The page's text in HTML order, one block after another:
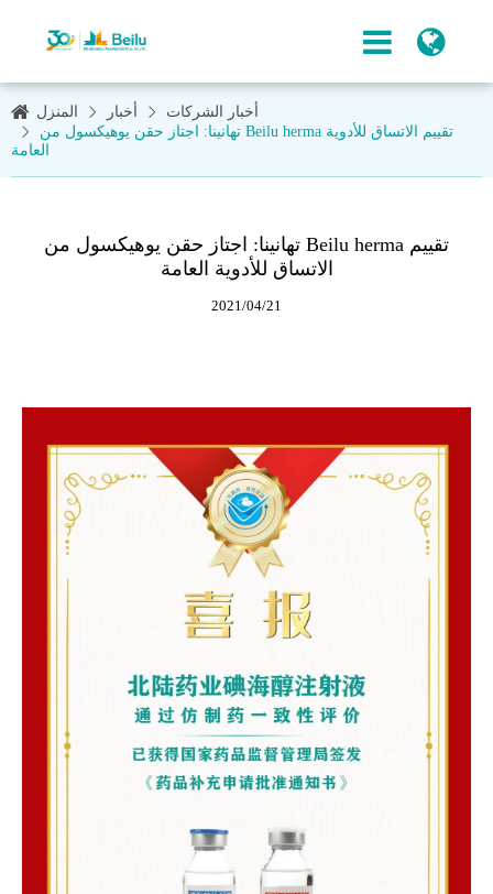
المنزل أخبار
أخبار الشركات
تهانينا: اجتاز حقن يوهيكسول من Beilu herma تقييم الاتساق للأدوية
العامة
تهانينا: اجتاز حقن يوهيكسول من Beilu herma تقييم
الاتساق للأدوية العامة
2021/04/21